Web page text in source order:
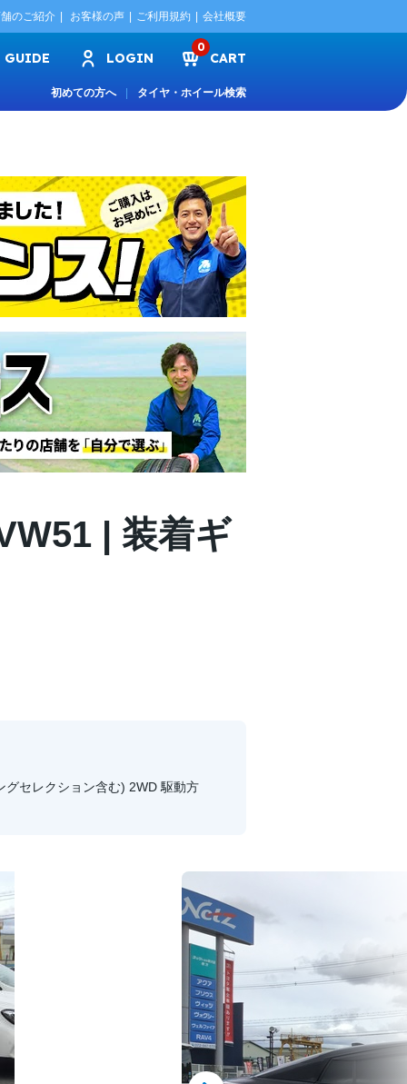
のご紹介 お客様の声 ご利用規約 会社概要
GUIDE LOGIN
0
CART
初めての方へ タイヤ・ホイール検索
| 装着ギ
セレクション含む) 2WD 駆動方